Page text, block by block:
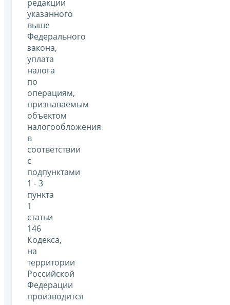
редакции
указанного
выше
Федерального
закона,
уплата
налога
по
операциям,
признаваемым
объектом
налогообложения
в
соответствии
с
подпунктами
1 - 3
пункта
1
статьи
146
Кодекса,
на
территории
Российской
Федерации
производится